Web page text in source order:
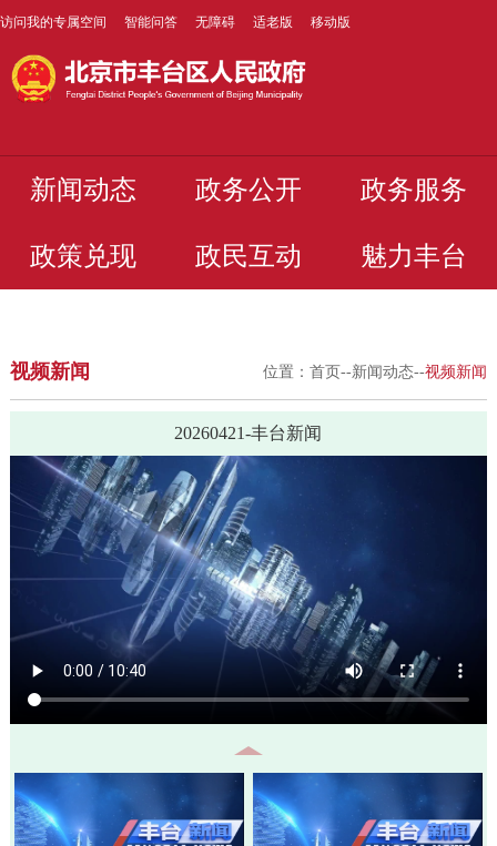
访问我的专属空间 智能问答 无障碍 适老版 移动版
新闻动态 政务公开 政务服务
政策兑现 政民互动 魅力丰台
视频新闻 位置：首页--新闻动态--视频新闻
20260421-丰台新闻